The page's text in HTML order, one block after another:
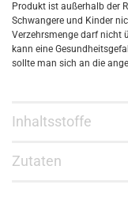
Produkt ist außerhalb der
Schwangere und Kinder
Verzehrsmenge darf nicht
kann eine
sollte man sich an die
Inhaltsstoffe
Zutaten